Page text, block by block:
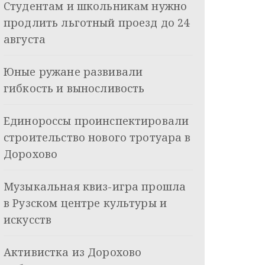
Студентам и школьникам нужно
продлить льготный проезд до 24
августа
Юные ружане развивали
гибкость и выносливость
Единороссы проинспектировали
строительство нового тротуара в
Дорохово
Музыкальная квиз-игра прошла
в Рузском центре культуры и
искусств
Активистка из Дорохово